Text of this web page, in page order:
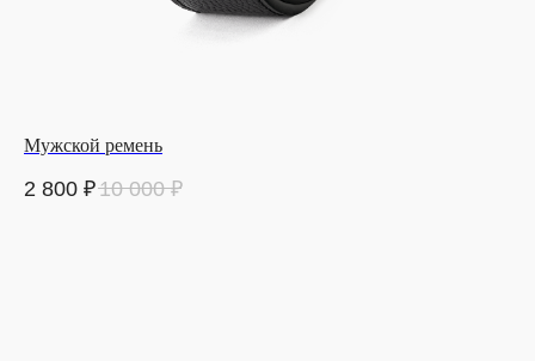
Мужской ремень
2 800 ₽10 000 ₽